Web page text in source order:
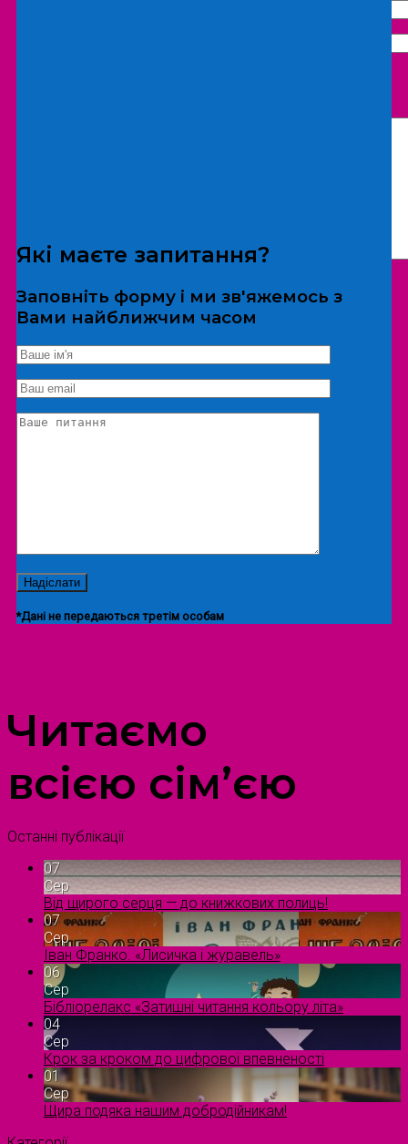
*Дані не передаються третім особам
Екскурсія/локація
Які маєте запитання?
Заповніть форму і ми зв'яжемось з
Вами найближчим часом
*Дані не передаються третім особам
Читаємо
всією сім’єю
Останні публікації
07
Сер
Від щирого серця — до книжкових полиць!
07
Сер
Іван Франко. «Лисичка і журавель»
06
Сер
Бібліорелакс «Затишні читання кольору літа»
04
Сер
Крок за кроком до цифрової впевненості
01
Сер
Щира подяка нашим добродійникам!